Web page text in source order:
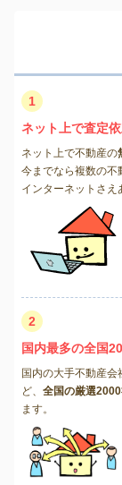
1
ネット上で査定依
ネット上で不動産の
今までなら複数の不
インターネットさえ
2
国内最多の全国
国内の大手不動産
ど、 全国の厳選
ます。